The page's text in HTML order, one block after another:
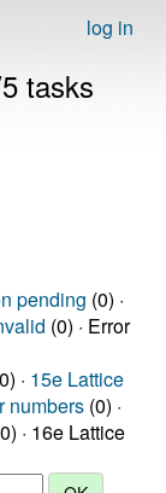
log in
tasks
pending (0) ·
(0) · Error
· 15e Lattice
numbers (0) ·
· 16e Lattice